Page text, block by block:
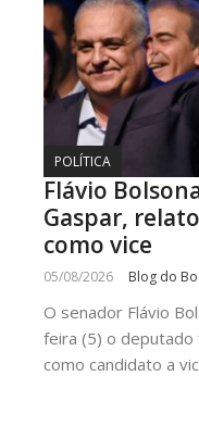
POLÍTICA
Flávio
Gaspar,
como vice
05/08/2026 Blog do
O senador Flávio
feira (5) o deputado
como candidato a